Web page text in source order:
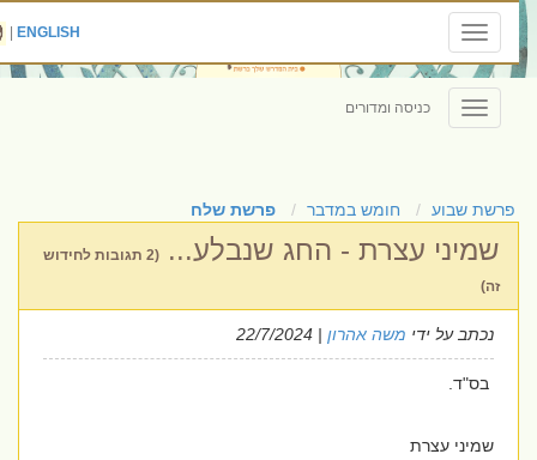
Toggle
navigation
ENGLISH
|
Toggle
navigation
כניסה ומדורים
פרשת שבוע חומש במדבר פרשת שלח
שמיני עצרת - החג שנבלע...
(2 תגובות לחידוש
זה)
נכתב על ידימשה אהרון| 22/7/2024
בס"ד.
שמיני עצרת